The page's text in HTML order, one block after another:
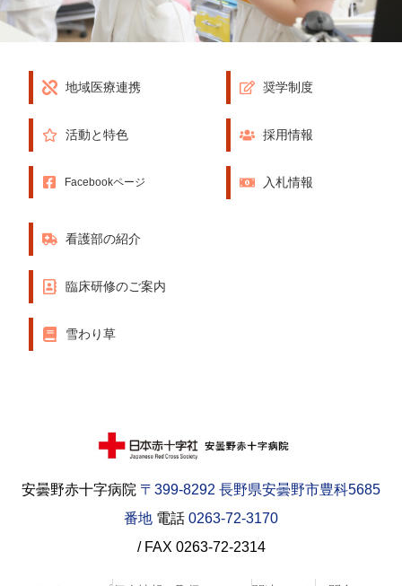
地域医療連携
活動と特色
Facebookページ
奨学制度
採用情報
入札情報
看護部の紹介
臨床研修のご案内
雪わり草
安曇野赤十字病院 〒399-8292 長野県安曇野市豊科5685
番地 電話 0263-72-3170
/ FAX 0263-72-2314